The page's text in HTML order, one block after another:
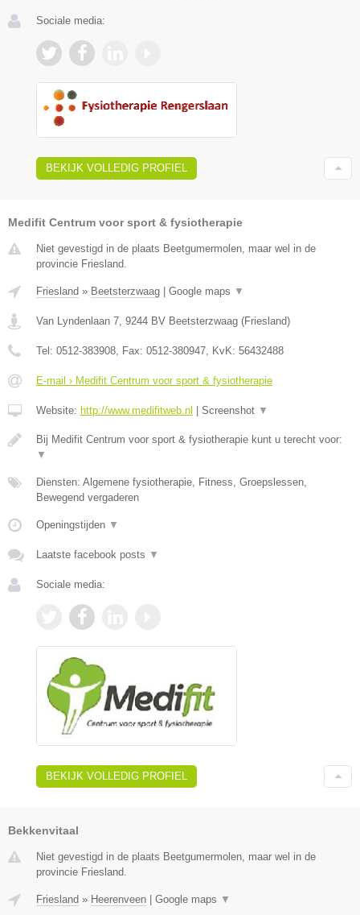
Sociale media:
BEKIJK VOLLEDIG PROFIEL
Medifit Centrum voor sport & fysiotherapie
Niet gevestigd in de plaats Beetgumermolen, maar wel in de
provincie Friesland.
Friesland » Beetsterzwaag Google maps ▼
Van Lyndenlaan 7 9244 BV Beetsterzwaag (Friesland)
Tel: 0512-383908 , Fax: 0512-380947 , KvK: 56432488
E-mail › Medifit Centrum voor sport & fysiotherapie
Website: http://www.medifitweb.nl Screenshot ▼
Bij Medifit Centrum voor sport & fysiotherapie kunt u terecht voor:
▼
Diensten: Algemene fysiotherapie, Fitness, Groepslessen,
Bewegend vergaderen
Openingstijden ▼
Laatste facebook posts ▼
Sociale media:
BEKIJK VOLLEDIG PROFIEL
Bekkenvitaal
Niet gevestigd in de plaats Beetgumermolen, maar wel in de
provincie Friesland.
Friesland » Heerenveen Google maps ▼